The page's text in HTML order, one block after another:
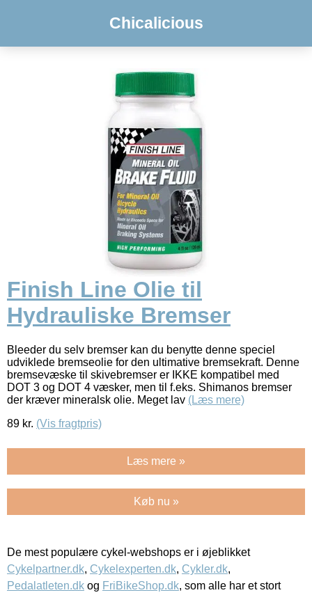
Chicalicious
Finish Line Olie til
Hydrauliske Bremser
Bleeder du selv bremser kan du benytte denne speciel
udviklede bremseolie for den ultimative bremsekraft. Denne
bremsevæske til skivebremser er IKKE kompatibel med
DOT 3 og DOT 4 væsker, men til f.eks. Shimanos bremser
der kræver mineralsk olie. Meget lav (Læs mere)
89 kr. (Vis fragtpris)
Læs mere »
Køb nu »
De mest populære cykel-webshops er i øjeblikket
Cykelpartner.dk, Cykelexperten.dk, Cykler.dk,
Pedalatleten.dk og FriBikeShop.dk, som alle har et stort